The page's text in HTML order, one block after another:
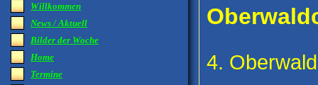
Willkommen
News / Aktuell
Bilder der Woche
Home
Termine
4.